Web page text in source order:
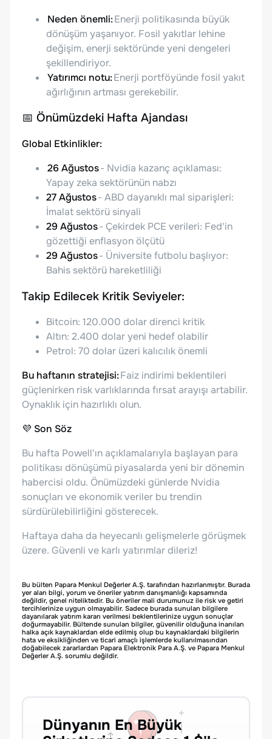
Neden önemli:Enerji politikasında büyük
dönüşüm yaşanıyor. Fosil yakıtlar lehine
değişim, enerji sektöründe yeni dengeleri
şekillendiriyor.
Yatırımcı notu:Enerji portföyünde fosil yakıt
ağırlığının artması gerekebilir.
📅 Önümüzdeki Hafta Ajandası
Global Etkinlikler:
26 Ağustos- Nvidia kazanç açıklaması:
Yapay zeka sektörünün nabzı
27 Ağustos- ABD dayanıklı mal siparişleri:
İmalat sektörü sinyali
29 Ağustos- Çekirdek PCE verileri: Fed'in
gözettiği enflasyon ölçütü
29 Ağustos- Üniversite futbolu başlıyor:
Bahis sektörü hareketliliği
Takip Edilecek Kritik Seviyeler:
Bitcoin: 120.000 dolar direnci kritik
Altın: 2.400 dolar yeni hedef olabilir
Petrol: 70 dolar üzeri kalıcılık önemli
Bu haftanın stratejisi:Faiz indirimi beklentileri
güçlenirken risk varlıklarında fırsat arayışı artabilir.
Oynaklık için hazırlıklı olun.
💜 Son Söz
Bu hafta Powell'ın açıklamalarıyla başlayan para
politikası dönüşümü piyasalarda yeni bir dönemin
habercisi oldu. Önümüzdeki günlerde Nvidia
sonuçları ve ekonomik veriler bu trendin
sürdürülebilirliğini gösterecek.
Haftaya daha da heyecanlı gelişmelerle görüşmek
üzere. Güvenli ve karlı yatırımlar dileriz!
Bu bülten Papara Menkul Değerler A.Ş. tarafından hazırlanmıştır. Burada
yer alan bilgi, yorum ve öneriler yatırım danışmanlığı kapsamında
değildir, genel niteliktedir. Bu öneriler mali durumunuz ile risk ve getiri
tercihlerinize uygun olmayabilir. Sadece burada sunulan bilgilere
dayanılarak yatırım kararı verilmesi beklentilerinize uygun sonuçlar
doğurmayabilir. Bültende sunulan bilgiler, güvenilir olduğuna inanılan
halka açık kaynaklardan elde edilmiş olup bu kaynaklardaki bilgilerin
hata ve eksikliğinden ve ticari amaçlı işlemlerde kullanılmasından
doğabilecek zararlardan Papara Elektronik Para A.Ş. ve Papara Menkul
Değerler A.Ş. sorumlu değildir.
Dünyanın En Büyük